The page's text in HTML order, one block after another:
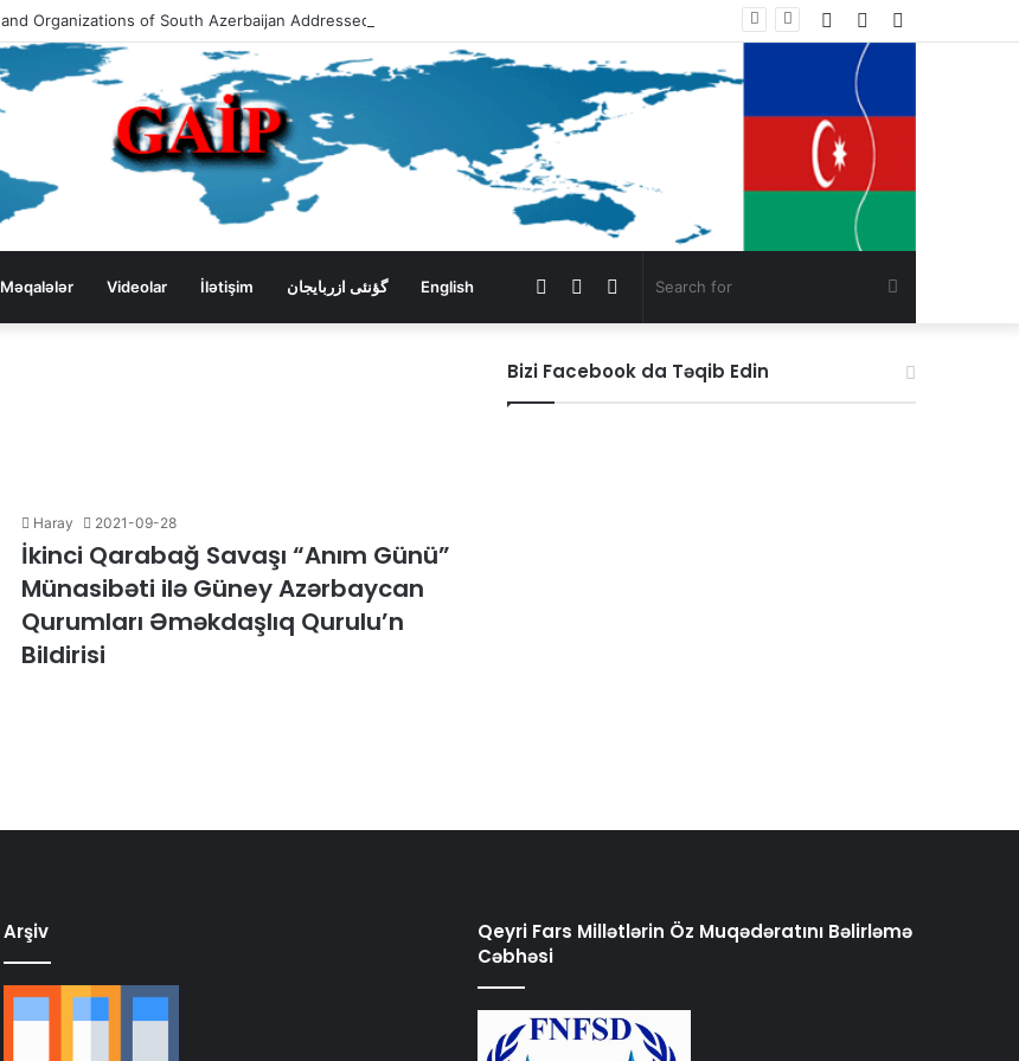
Random
Log
Məqalələr Videolar İlətişim گؤنئی ازربایجان English Switch
skin
Instagram
Facebook
Haray 2021-09-28
İkinci Qarabağ Savaşı “Anım Günü”
Münasibəti ilə Güney Azərbaycan
Qurumları Əməkdaşlıq Qurulu’n
Bildirisi
Bizi Facebook da Təqib Edin
Arşiv
Qeyri Fars Millətlərin Öz Muqədəratını Bəlirləmə
Cəbhəsi